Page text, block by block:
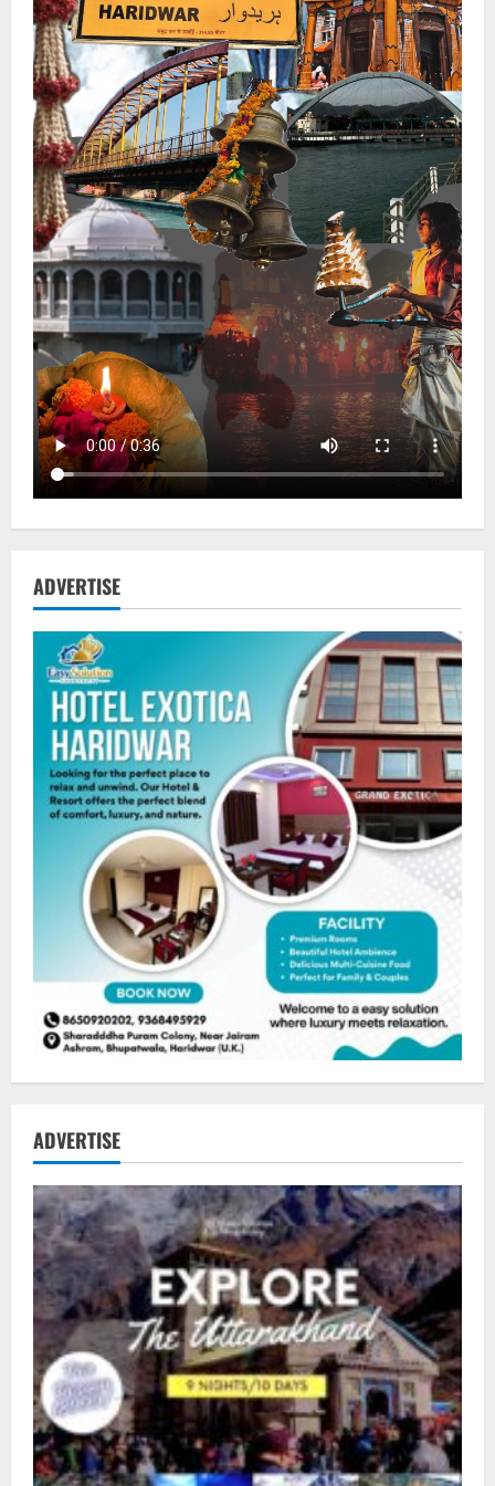
ADVERTISE
ADVERTISE